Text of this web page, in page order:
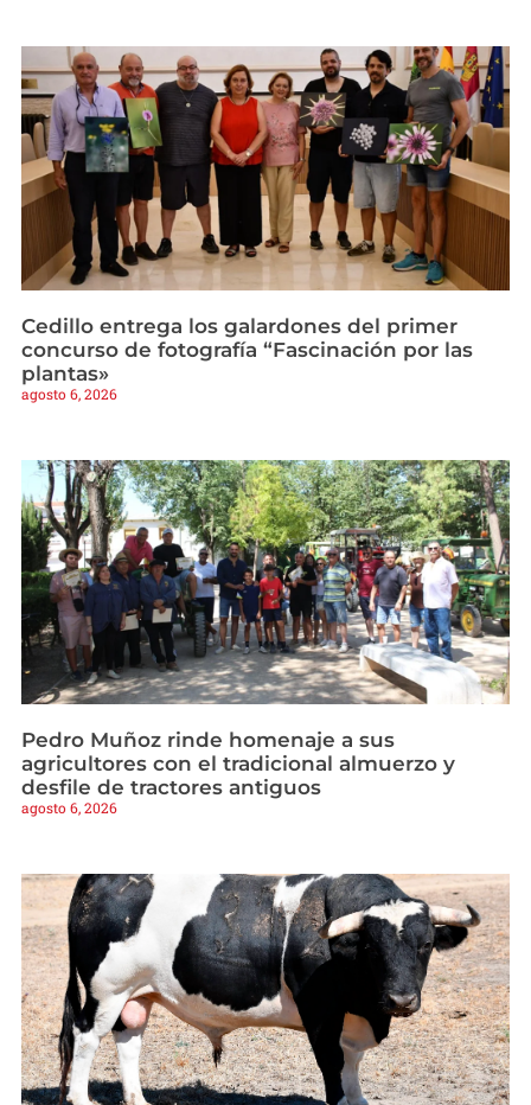
Cedillo entrega los galardones del primer
concurso de fotografía “Fascinación por las
plantas»
agosto 6, 2026
Pedro Muñoz rinde homenaje a sus
agricultores con el tradicional almuerzo y
desfile de tractores antiguos
agosto 6, 2026